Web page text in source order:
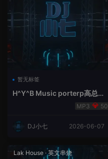
暂无标签
H^Y^B Music porterp高总
聆听 全英文Vina Lak House50
DJ小七 2026-06-07
Lak House ·英文串烧